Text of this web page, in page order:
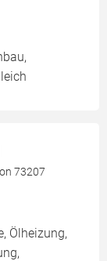
73207
Ölheizung,